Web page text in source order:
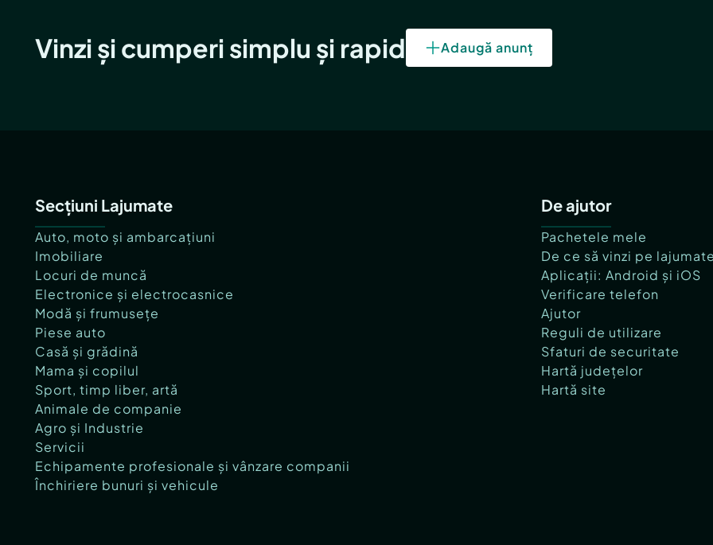
Vinzi și cumperi simplu și rapid Adaugă anunț
Secțiuni Lajumate
Auto, moto și ambarcațiuni
Imobiliare
Locuri de muncă
Electronice și electrocasnice
Modă și frumusețe
Piese auto
Casă și grădină
Mama și copilul
Sport, timp liber, artă
Animale de companie
Agro și Industrie
Servicii
Echipamente profesionale și vânzare companii
Închiriere bunuri și vehicule
De ajutor
Pachetele mele
De ce să vinzi pe
Aplicații: Android și iOS
Verificare telefon
Ajutor
Reguli de utilizare
Sfaturi de securitate
Hartă județelor
Hartă site